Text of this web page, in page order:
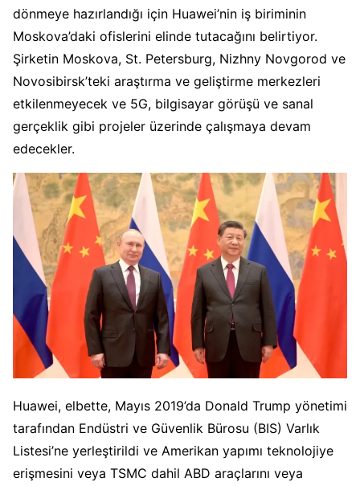
dönmeye hazırlandığı için Huawei’nin iş biriminin
Moskova’daki ofislerini elinde tutacağını belirtiyor.
Şirketin Moskova, St. Petersburg, Nizhny Novgorod ve
Novosibirsk’teki araştırma ve geliştirme merkezleri
etkilenmeyecek ve 5G, bilgisayar görüşü ve sanal
gerçeklik gibi projeler üzerinde çalışmaya devam
edecekler.
Huawei, elbette, Mayıs 2019’da Donald Trump yönetimi
tarafından Endüstri ve Güvenlik Bürosu (BIS) Varlık
Listesi’ne yerleştirildi ve Amerikan yapımı teknolojiye
erişmesini veya TSMC dahil ABD araçlarını veya